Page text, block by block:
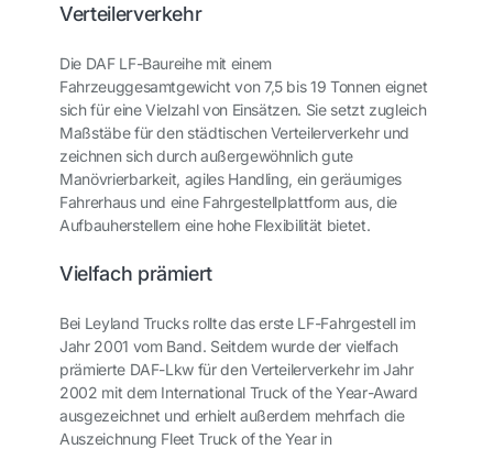
Verteilerverkehr
Die DAF LF-Baureihe mit einem
Fahrzeuggesamtgewicht von 7,5 bis 19 Tonnen eignet
sich für eine Vielzahl von Einsätzen. Sie setzt zugleich
Maßstäbe für den städtischen Verteilerverkehr und
zeichnen sich durch außergewöhnlich gute
Manövrierbarkeit, agiles Handling, ein geräumiges
Fahrerhaus und eine Fahrgestellplattform aus, die
Aufbauherstellern eine hohe Flexibilität bietet.
Vielfach prämiert
Bei Leyland Trucks rollte das erste LF-Fahrgestell im
Jahr 2001 vom Band. Seitdem wurde der vielfach
prämierte DAF-Lkw für den Verteilerverkehr im Jahr
2002 mit dem International Truck of the Year-Award
ausgezeichnet und erhielt außerdem mehrfach die
Auszeichnung Fleet Truck of the Yearin